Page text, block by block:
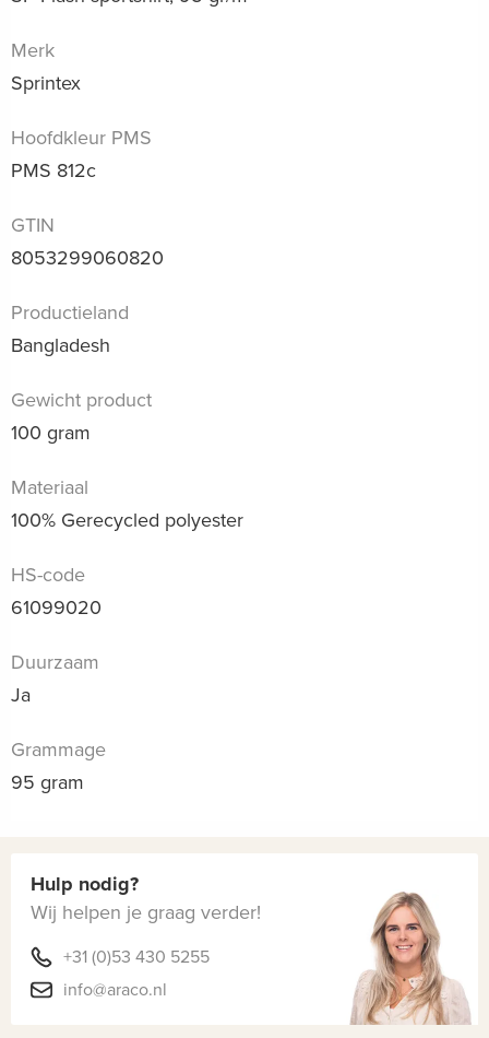
Merk
Sprintex
Hoofdkleur PMS
PMS 812c
GTIN
8053299060820
Productieland
Bangladesh
Gewicht product
100 gram
Materiaal
100% Gerecycled polyester
HS-code
61099020
Duurzaam
Ja
Grammage
95 gram
Hulp nodig?
Wij helpen je graag verder!
+31 (0)53 430 5255
info@araco.nl